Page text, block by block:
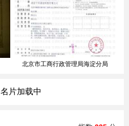
北京市工商行政管理局海淀分局
名片加载中